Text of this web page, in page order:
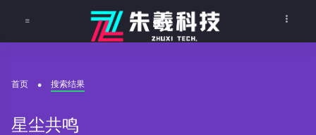
首页 搜索结果
星尘共鸣